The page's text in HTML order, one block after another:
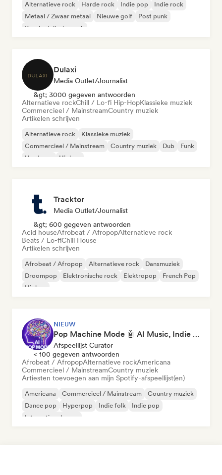
Alternatieve rock Harde rock Indie pop
Indie rock
Metaal / Zwaar metaal
Nieuwe golf
Post punk
Psychedelische rock
Dulaxi
Media Outlet/Journalist
&gt; 3000 gegeven antwoorden
Alternatieve rockChill / Lo-fi Hip-HopKlassieke muziek
Commercieel / MainstreamCountry muziek
Artikelen schrijven
Alternatieve rock
Klassieke muziek
Commercieel / Mainstream
Country muziek Dub
Funk
Hardcore
Hiphop
Tracktor
Media Outlet/Journalist
&gt; 600 gegeven antwoorden
Acid houseAfrobeat / AfropopAlternatieve rock
Beats / Lo-fiChill House
Artikelen schrijven
Afrobeat / Afropop Alternatieve rock
Dansmuziek
Droompop
Elektronische rock Elektropop
French Pop
Hiphop
NIEUW
Pop Machine Mode 🤖 AI Music, Indie Pop & Dream Pop
Afspeellijst Curator
< 100 gegeven antwoorden
Afrobeat / AfropopAlternatieve rockAmericana
Commercieel / MainstreamCountry muziek
Artiesten toevoegen aan mijn Spotify-afspeellijst(en)
Americana Commercieel / Mainstream
Country muziek
Dance pop
Hyperpop Indie folk
Indie pop
Internationale pop